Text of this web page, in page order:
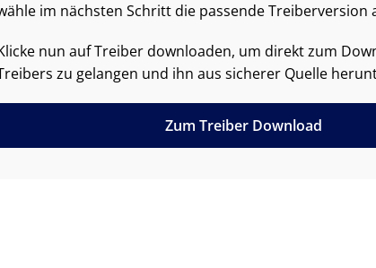
im nächsten Schritt die passende Treiberversion
nun auf Treiber downloaden, um direkt zum
zu gelangen und ihn aus sicherer Quelle
Zum Treiber Download